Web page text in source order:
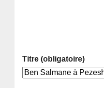
Titre (obligatoire)